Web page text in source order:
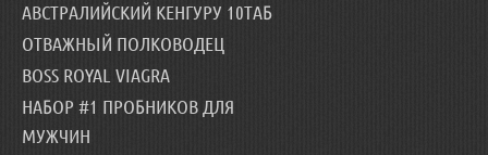
АВСТРАЛИЙСКИЙ КЕНГУРУ 10ТАБ
ОТВАЖНЫЙ ПОЛКОВОДЕЦ
BOSS ROYAL VIAGRA
НАБОР #1 ПРОБНИКОВ ДЛЯ
МУЖЧИН